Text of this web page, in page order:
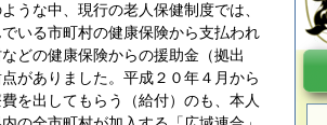
うな中、現行の老人保健制度では、
いる市町村の健康保険から支払われ
どの健康保険からの援助金（拠出
がありました。平成２０年４月から
を出してもらう（給付）のも、本人